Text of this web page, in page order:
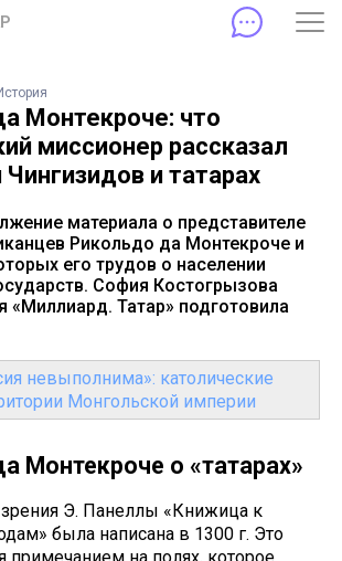
Монтекроче: что
миссионер рассказал
и татарах
материала о представителе
Рикольдо да Монтекроче и
его трудов о населении
София Костогрызова
«Миллиард. Татар» подготовила
невыполнима»: католические
Монгольской империи
Монтекроче о «татарах»
зрения Э. Панеллы «Книжица к
была написана в 1300 г. Это